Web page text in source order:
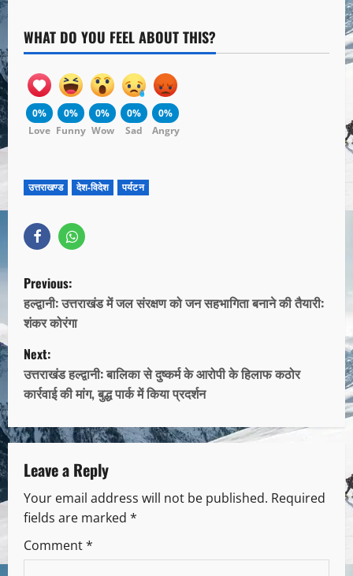
WHAT DO YOU FEEL ABOUT THIS?
0%
Love
0%
Funny
0%
Wow
0%
Sad
0%
Angry
उत्तराखण्ड देश-विदेश पर्यटन
Previous:
हल्द्वानी: उत्तराखंड में जल संरक्षण को जन सहभागिता बनाने की तैयारी:
शंकर कोरंगा
Next:
उत्तराखंड हल्द्वानी: बालिका से दुष्कर्म के आरोपी के हिलाफ कठोर
कार्रवाई की मांग, बुद्ध पार्क में किया प्रदर्शन
Leave a Reply
Your email address will not be published. Required
fields are marked *
Comment*